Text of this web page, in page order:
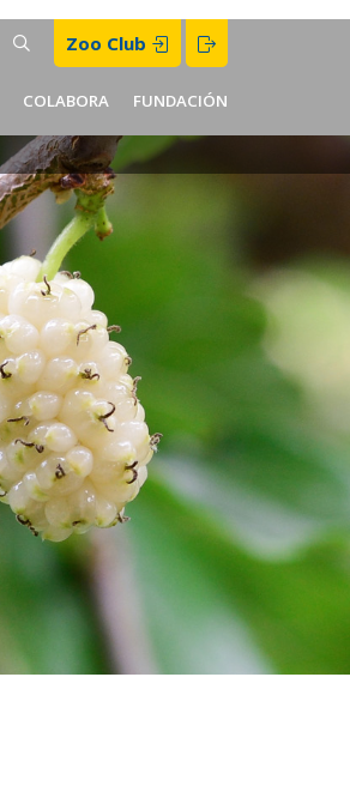
BUSCAR
Zoo Club
COLABORA FUNDACIÓN